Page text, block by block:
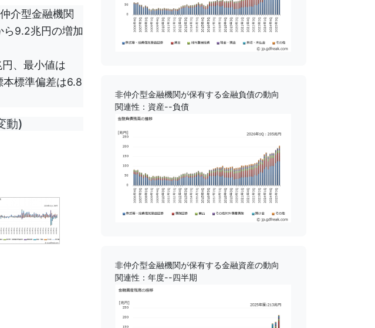
介型金融機関
ら9.2兆円の増加
、最小値は
標準偏差は6.8
動)
非仲介型金融機関が保有する金融負債の動向
関連性：資産--負債
非仲介型金融機関が保有する金融資産の動向
関連性：年度--四半期